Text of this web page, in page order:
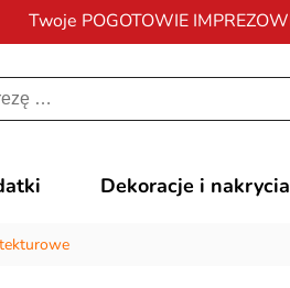
Twoje POGOTOWIE
Darmowa dostawana
Dekoracje i nakrycia